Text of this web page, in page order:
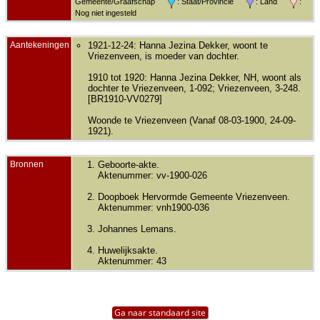
Nog niet ingesteld
Aantekeningen
1921-12-24: Hanna Jezina Dekker, woont te
Vriezenveen, is moeder van dochter.
1910 tot 1920: Hanna Jezina Dekker, NH, woont als
dochter te Vriezenveen, 1-092; Vriezenveen, 3-248.
[BR1910-VV0279]
Woonde te Vriezenveen (Vanaf 08-03-1900, 24-09-
1921).
Bronnen
Geboorte-akte.
Aktenummer: vv-1900-026
Doopboek Hervormde Gemeente Vriezenveen.
Aktenummer: vnh1900-036
Johannes Lemans.
Huwelijksakte.
Aktenummer: 43
Ga naar standaard site